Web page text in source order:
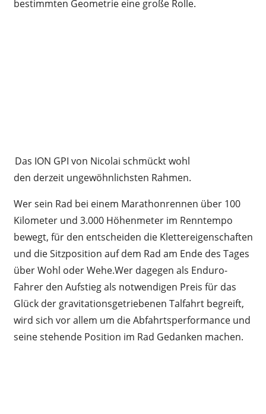
bestimmten Geometrie eine große Rolle.
Das ION GPI von Nicolai schmückt wohl
den derzeit ungewöhnlichsten Rahmen.
Wer sein Rad bei einem Marathonrennen über 100
Kilometer und 3.000 Höhenmeter im Renntempo
bewegt, für den entscheiden die Klettereigenschaften
und die Sitzposition auf dem Rad am Ende des Tages
über Wohl oder Wehe.Wer dagegen als Enduro-
Fahrer den Aufstieg als notwendigen Preis für das
Glück der gravitationsgetriebenen Talfahrt begreift,
wird sich vor allem um die Abfahrtsperformance und
seine stehende Position im Rad Gedanken machen.